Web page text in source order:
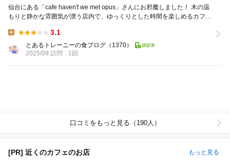
仙台にある「cafe haven't we met opus」さんにお邪魔しました！ 木の温
もりと静かな雰囲気が漂う店内で、ゆっくりとした時間を楽しめるカフ
3.1
とあるトレーニーの食ブログ （1370）
2025/09 訪問
1回
口コミをもっと見る（190人）
[PR] 近くのカフェのお店 もっと見る